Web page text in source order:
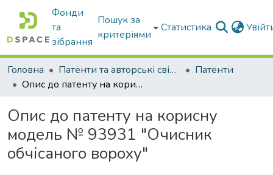
Фонди
та
зібрання
Пошук за
критеріями
Статистика
Головна Патенти та авторські свідоцтва
Патенти
Опис до патенту на корисну модель № 93931 "Очисник обчісаного вороху"
Опис до патенту на корисну
модель № 93931 "Очисник
обчісаного вороху"